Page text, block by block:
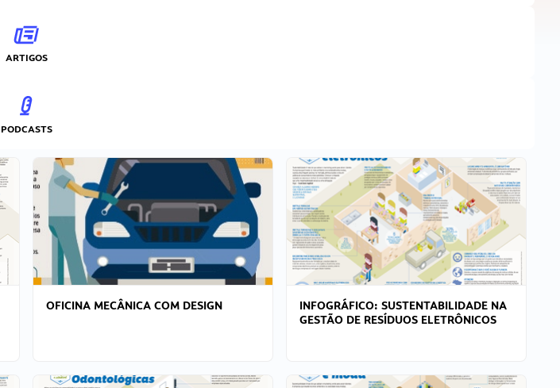
ARTIGOS
PODCASTS
OFICINA MECÂNICA COM DESIGN
INFOGRÁFICO: SUSTENTABILIDADE NA
GESTÃO DE RESÍDUOS ELETRÔNICOS